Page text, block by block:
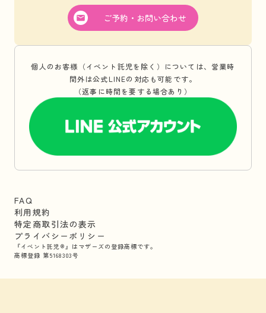
ご予約・お問い合わせ
個人のお客様（イベント託児を除く）については、営業時
間外は公式LINEの対応も可能です。
（返事に時間を要する場合あり）
FAQ
利用規約
特定商取引法の表示
プライバシーポリシー
『イベント託児®』はマザーズの登録商標です。
商標登録 第5168303号